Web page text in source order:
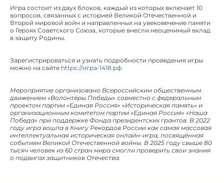
Игра состоит из двух блоков, каждый из которых включает 10
вопросов, связанных с историей Великой Отечественной и
Второй мировой войн и направленных на увековечение памяти
о Героях Советского Союза, которые внесли неоценимый вклад
в защиту Родины.
Зарегистрироваться и узнать подробности проведения игры
можно на сайте https://игра-1418.рф
Мероприятие организовано Всероссийским общественным
движением «Волонтёры Победы» совместно с федеральным
проектом партии «Единая Россия» «Историческая память» и
организационным комитетом партии «Единая Россия» «Наша
Победа» при поддержке Фонда президентских грантов. В 2022
году игра вошла в Книгу Рекордов России как самая массовая
интеллектуальная историческая онлайн-игра, посвящённая
событиям Великой Отечественной войны. В 2025 году свыше 80
тысяч человек из 60 стран мира смогли проверить свои знания
о подвигах защитников Отечества.